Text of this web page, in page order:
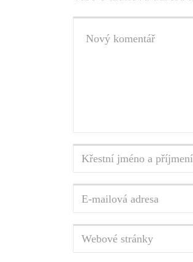
komentář*
Křestní
aE-
adresa*
Webové